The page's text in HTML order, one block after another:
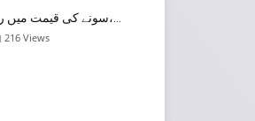
سونے کی قیمت میں ریکارڈ اضافہ،…
216 Views